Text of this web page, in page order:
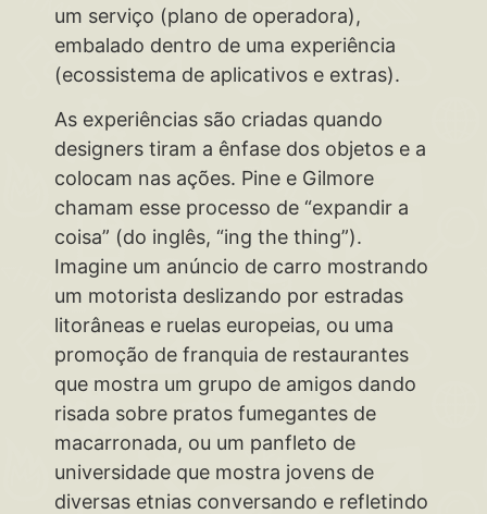
um serviço (plano de operadora),
embalado dentro de uma experiência
(ecossistema de aplicativos e extras).
As experiências são criadas quando
designers tiram a ênfase dos objetos e a
colocam nas ações. Pine e Gilmore
chamam esse processo de “expandir a
coisa” (do inglês, “ing the thing”).
Imagine um anúncio de carro mostrando
um motorista deslizando por estradas
litorâneas e ruelas europeias, ou uma
promoção de franquia de restaurantes
que mostra um grupo de amigos dando
risada sobre pratos fumegantes de
macarronada, ou um panfleto de
universidade que mostra jovens de
diversas etnias conversando e refletindo